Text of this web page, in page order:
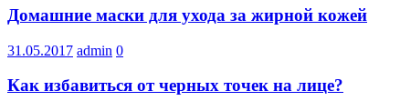
Домашние маски для ухода за жирной кожей
31.05.2017 admin 0
Как избавиться от черных точек на лице?